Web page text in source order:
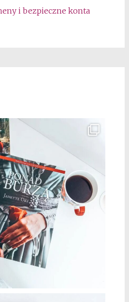
i bezpieczne konta